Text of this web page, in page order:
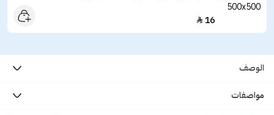
16

الوصف
مواصفات